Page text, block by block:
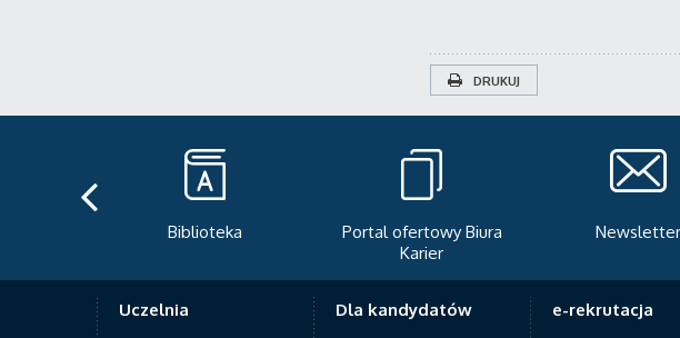
DRUKUJ
Portal ofertowy Biura
Newsletter Plany zajęć
Uczelnia
Dla kandydatów
e-rekrutacja